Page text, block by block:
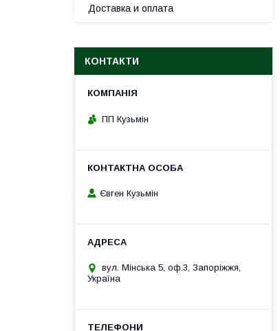
Доставка и оплата
КОНТАКТИ
ПП Кузьмін
Євген Кузьмін
вул. Мінська 5, оф.3, Запоріжжя,
Україна